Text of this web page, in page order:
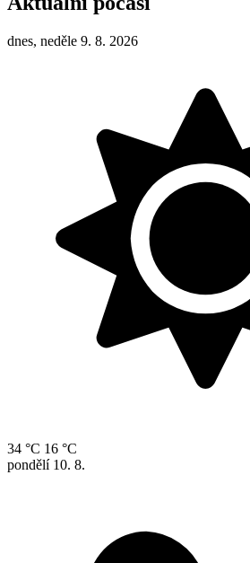
dnes, neděle 9. 8. 2026
34 °C 16 °C
pondělí 10. 8.